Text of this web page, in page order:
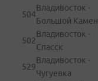
504
Владивосток -
Большой
502
Владивосток -
Спасск
529
Владивосток -
Чугуевка